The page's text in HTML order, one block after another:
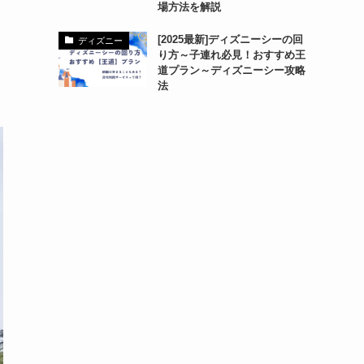
場方法を解説
ディズニー
[2025最新]ディズニーシーの回
り方～子連れ必見！おすすめ王
道プラン～ディズニーシー攻略
法